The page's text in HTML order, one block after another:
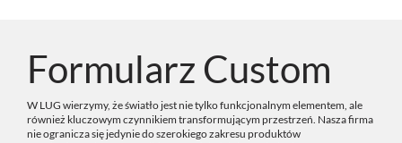
Formularz Custom
W LUG wierzymy, że światło jest nie tylko funkcjonalnym elementem, ale
również kluczowym czynnikiem transformującym przestrzeń. Nasza firma
nie ogranicza się jedynie do szerokiego zakresu produktów